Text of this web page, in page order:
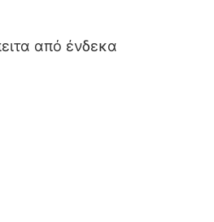
από ένδεκα